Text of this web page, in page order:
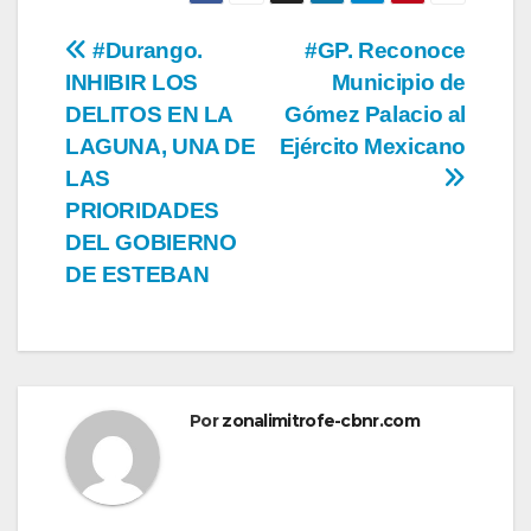
Navegación
de
entradas
#GP. Reconoce
Municipio de
Gómez Palacio al
Ejército Mexicano
#Durango.
INHIBIR LOS
DELITOS EN LA
LAGUNA, UNA DE
LAS
PRIORIDADES
DEL GOBIERNO
DE ESTEBAN
Porzonalimitrofe-cbnr.com